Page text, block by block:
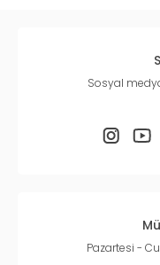
Sosyal
Pazartesi -